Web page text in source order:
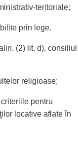
teritoriale;
prin lege.
(2) lit. d), consiliul
religioase;
pentru
locative aflate în